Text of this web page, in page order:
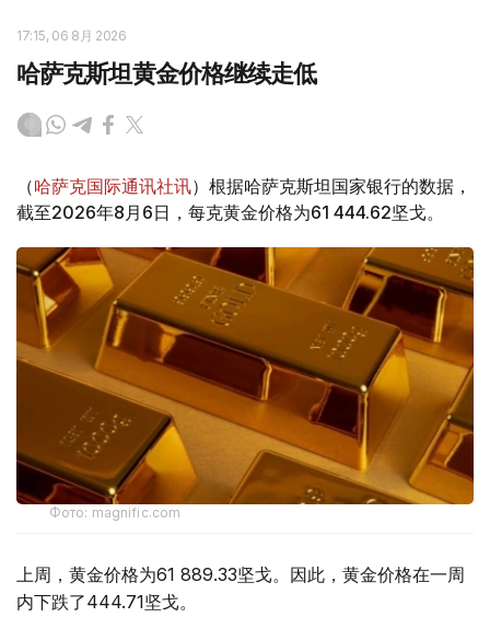
17:15, 06 8月 2026
哈萨克斯坦黄金价格继续走低
（哈萨克国际通讯社讯）根据哈萨克斯坦国家银行的数据，
截至2026年8月6日，每克黄金价格为61 444.62坚戈。
Фото: magnific.com
上周，黄金价格为61 889.33坚戈。因此，黄金价格在一周
内下跌了444.71坚戈。